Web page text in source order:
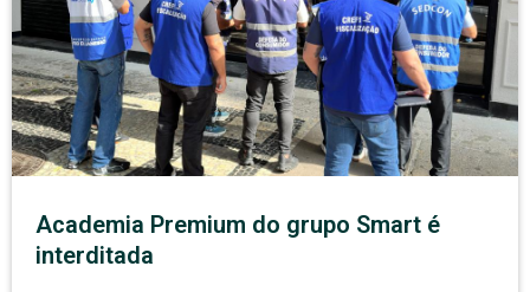
Academia Premium do grupo Smart é
interditada